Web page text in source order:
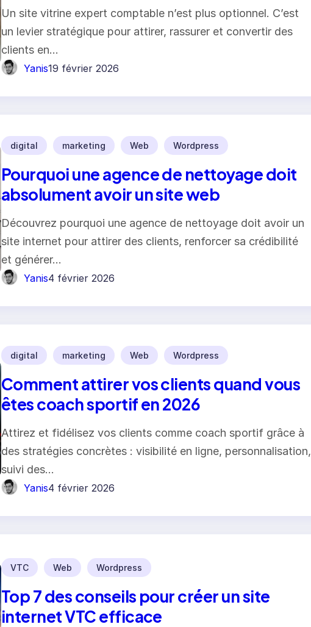
Un site vitrine expert comptable n’est plus optionnel. C’est
un levier stratégique pour attirer, rassurer et convertir des
clients en…
Yanis19 février 2026
digital marketing Web Wordpress
Pourquoi une agence de nettoyage doit
absolument avoir un site web
Découvrez pourquoi une agence de nettoyage doit avoir un
site internet pour attirer des clients, renforcer sa crédibilité
et générer…
Yanis4 février 2026
digital marketing Web Wordpress
Comment attirer vos clients quand vous
êtes coach sportif en 2026
Attirez et fidélisez vos clients comme coach sportif grâce à
des stratégies concrètes : visibilité en ligne, personnalisation,
suivi des…
Yanis4 février 2026
VTC Web Wordpress
Top 7 des conseils pour créer un site
internet VTC efficace